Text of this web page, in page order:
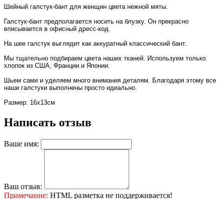
Шейный галстук-бант для женщин цвета нежной мяты.
Галстук-бант предполагается носить на блузку. Он прекрасно
вписывается в офисный дресс-код.
На шее галстук выглядит как аккуратный классический бант.
Мы тщательно подбираем цвета наших тканей. Используем только
хлопок из США, Франции и Японии.
Шьем сами и уделяем много внимания деталям. Благодаря этому все
наши галстуки выполнены просто идеально.
Размер: 16х13см
Написать отзыв
Ваше имя:
Ваш отзыв:
Примечание: HTML разметка не поддерживается!